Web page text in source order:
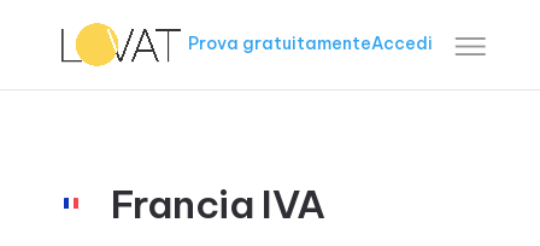
Prova gratuitamenteAccedi
Francia IVA